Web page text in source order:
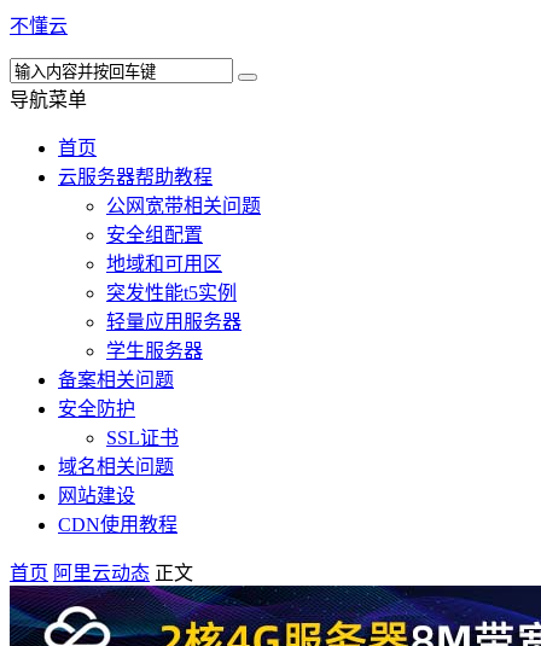
不懂云
导航菜单
首页
云服务器帮助教程
公网宽带相关问题
安全组配置
地域和可用区
突发性能t5实例
轻量应用服务器
学生服务器
备案相关问题
安全防护
SSL证书
域名相关问题
网站建设
CDN使用教程
首页 阿里云动态 正文